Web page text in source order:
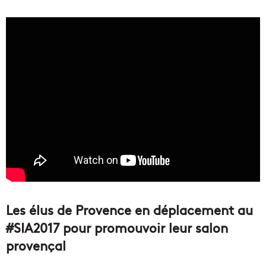
Les élus de Provence en déplacement au
#SIA2017 pour promouvoir leur salon
provençal